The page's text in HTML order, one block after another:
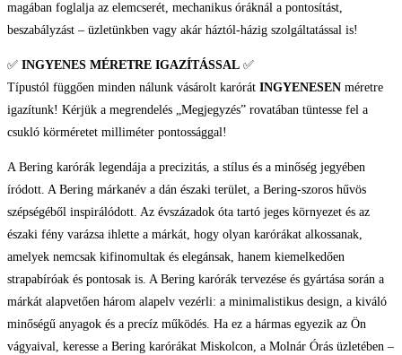
magában foglalja az elemcserét, mechanikus óráknál a pontosítást,
beszabályzást – üzletünkben vagy akár háztól-házig szolgáltatással is!
✅ INGYENES MÉRETRE IGAZÍTÁSSAL ✅
Típustól függően minden nálunk vásárolt karórát INGYENESEN méretre
igazítunk! Kérjük a megrendelés „Megjegyzés” rovatában tüntesse fel a
csukló körméretet milliméter pontossággal!
A Bering karórák legendája a precizitás, a stílus és a minőség jegyében
íródott. A Bering márkanév a dán északi terület, a Bering-szoros hűvös
szépségéből inspirálódott. Az évszázadok óta tartó jeges környezet és az
északi fény varázsa ihlette a márkát, hogy olyan karórákat alkossanak,
amelyek nemcsak kifinomultak és elegánsak, hanem kiemelkedően
strapabíróak és pontosak is. A Bering karórák tervezése és gyártása során a
márkát alapvetően három alapelv vezérli: a minimalistikus design, a kiváló
minőségű anyagok és a precíz működés. Ha ez a hármas egyezik az Ön
vágyaival, keresse a Bering karórákat Miskolcon, a Molnár Órás üzletében –